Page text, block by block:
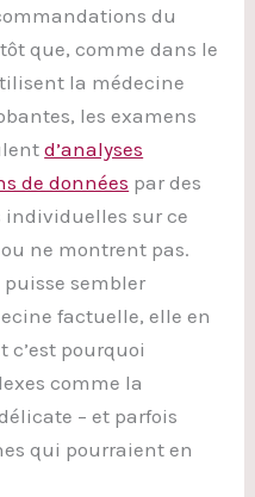
du
que, comme dans le
la médecine
les examens
d’analyses
de données par des
individuelles sur ce
ne montrent pas.
sembler
factuelle, elle en
c’est pourquoi
comme la
– et parfois
qui pourraient en